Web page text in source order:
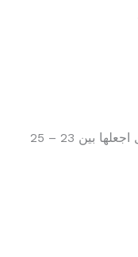
لا تضبط الحرارة على 16 بشكل دائم، بل اجعلها بين 23 – 25